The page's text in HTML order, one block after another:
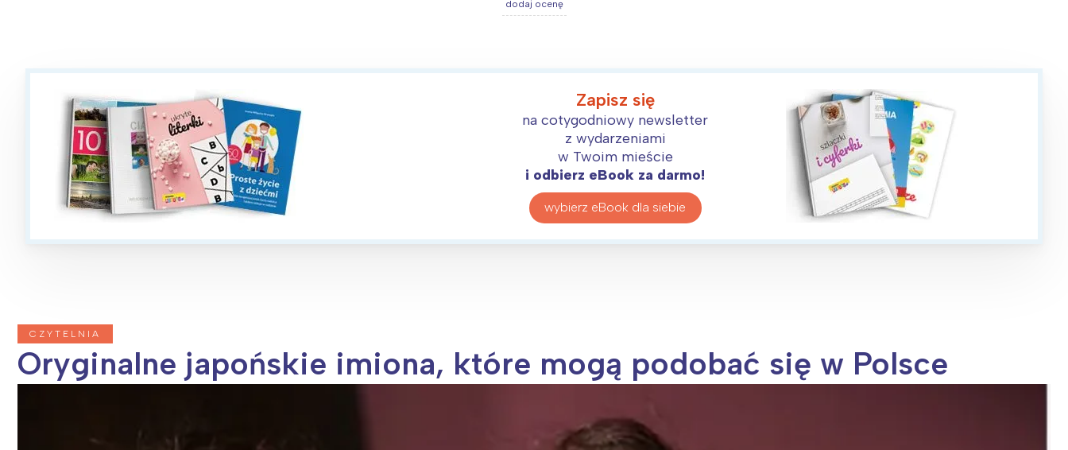
dodaj ocenę
Zapisz się
na cotygodniowy newsletter
z wydarzeniami
w Twoim mieście
i odbierz eBook za darmo!
wybierz eBook dla siebie
CZYTELNIA
Oryginalne japońskie imiona, które mogą podobać się w Polsce